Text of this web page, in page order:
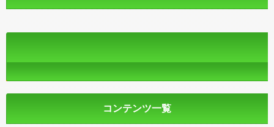
コンテンツ一覧